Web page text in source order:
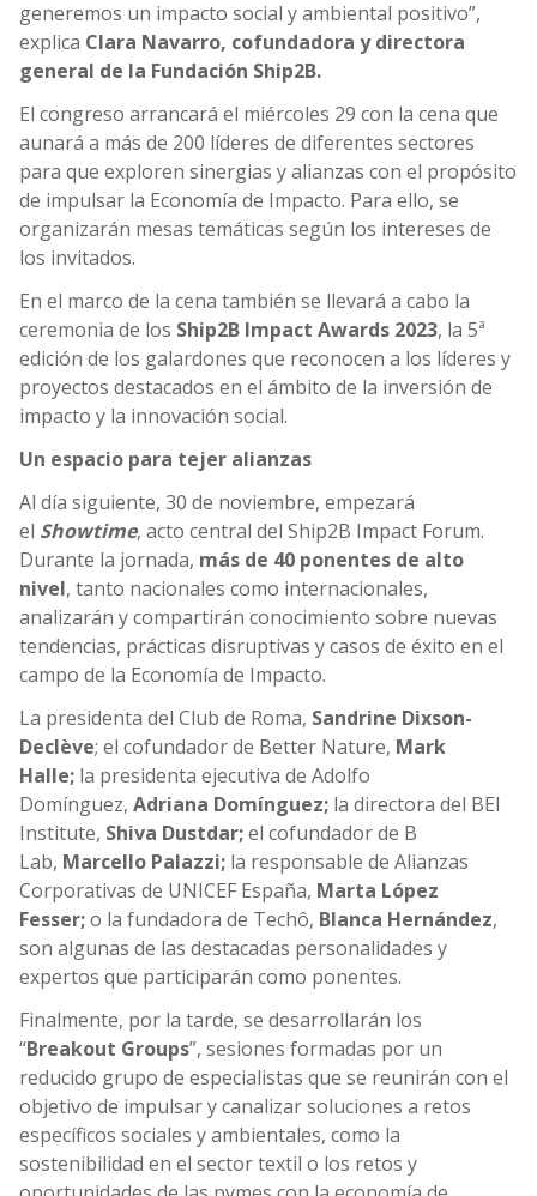
generemos un impacto social y ambiental positivo”,
explica Clara Navarro, cofundadora y directora
general de la Fundación Ship2B.
El congreso arrancará el miércoles 29 con la cena que
aunará a más de 200 líderes de diferentes sectores
para que exploren sinergias y alianzas con el propósito
de impulsar la Economía de Impacto. Para ello, se
organizarán mesas temáticas según los intereses de
los invitados.
En el marco de la cena también se llevará a cabo la
ceremonia de los Ship2B Impact Awards 2023, la 5ª
edición de los galardones que reconocen a los líderes y
proyectos destacados en el ámbito de la inversión de
impacto y la innovación social.
Un espacio para tejer alianzas
Al día siguiente, 30 de noviembre, empezará
el Showtime, acto central del Ship2B Impact Forum.
Durante la jornada, más de 40 ponentes de alto
nivel, tanto nacionales como internacionales,
analizarán y compartirán conocimiento sobre nuevas
tendencias, prácticas disruptivas y casos de éxito en el
campo de la Economía de Impacto.
La presidenta del Club de Roma, Sandrine Dixson-
Declève; el cofundador de Better Nature, Mark
Halle; la presidenta ejecutiva de Adolfo
Domínguez, Adriana Domínguez; la directora del BEI
Institute, Shiva Dustdar;el cofundador de B
Lab, Marcello Palazzi; la responsable de Alianzas
Corporativas de UNICEF España, Marta López
Fesser;o la fundadora de Techô, Blanca Hernández,
son algunas de las destacadas personalidades y
expertos que participarán como ponentes.
Finalmente, por la tarde, se desarrollarán los
“Breakout Groups”, sesiones formadas por un
reducido grupo de especialistas que se reunirán con el
objetivo de impulsar y canalizar soluciones a retos
específicos sociales y ambientales, como la
sostenibilidad en el sector textil o los retos y